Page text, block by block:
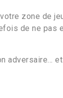
zone de
de ne pas
adversaire…